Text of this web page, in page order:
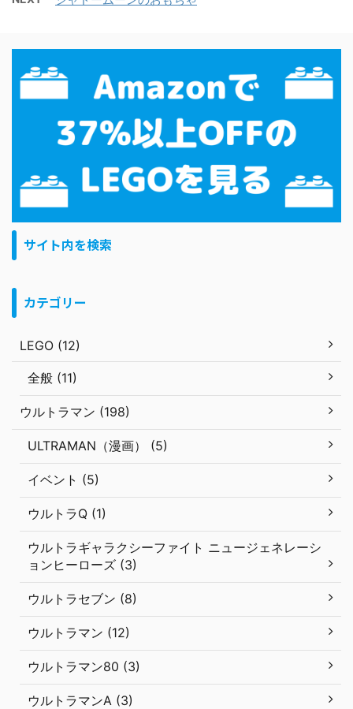
サイト内を検索
カテゴリー
LEGO (12)
全般 (11)
ウルトラマン (198)
ULTRAMAN（漫画） (5)
イベント (5)
ウルトラQ (1)
ウルトラギャラクシーファイト ニュージェネレーシ
ョンヒーローズ (3)
ウルトラセブン (8)
ウルトラマン (12)
ウルトラマン80 (3)
ウルトラマンA (3)